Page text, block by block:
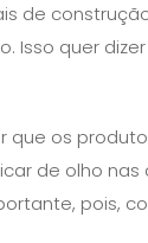
de
Isso quer
os
de olho
pois,